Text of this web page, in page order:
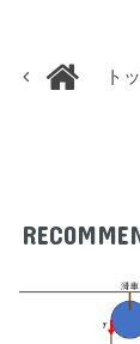
ト